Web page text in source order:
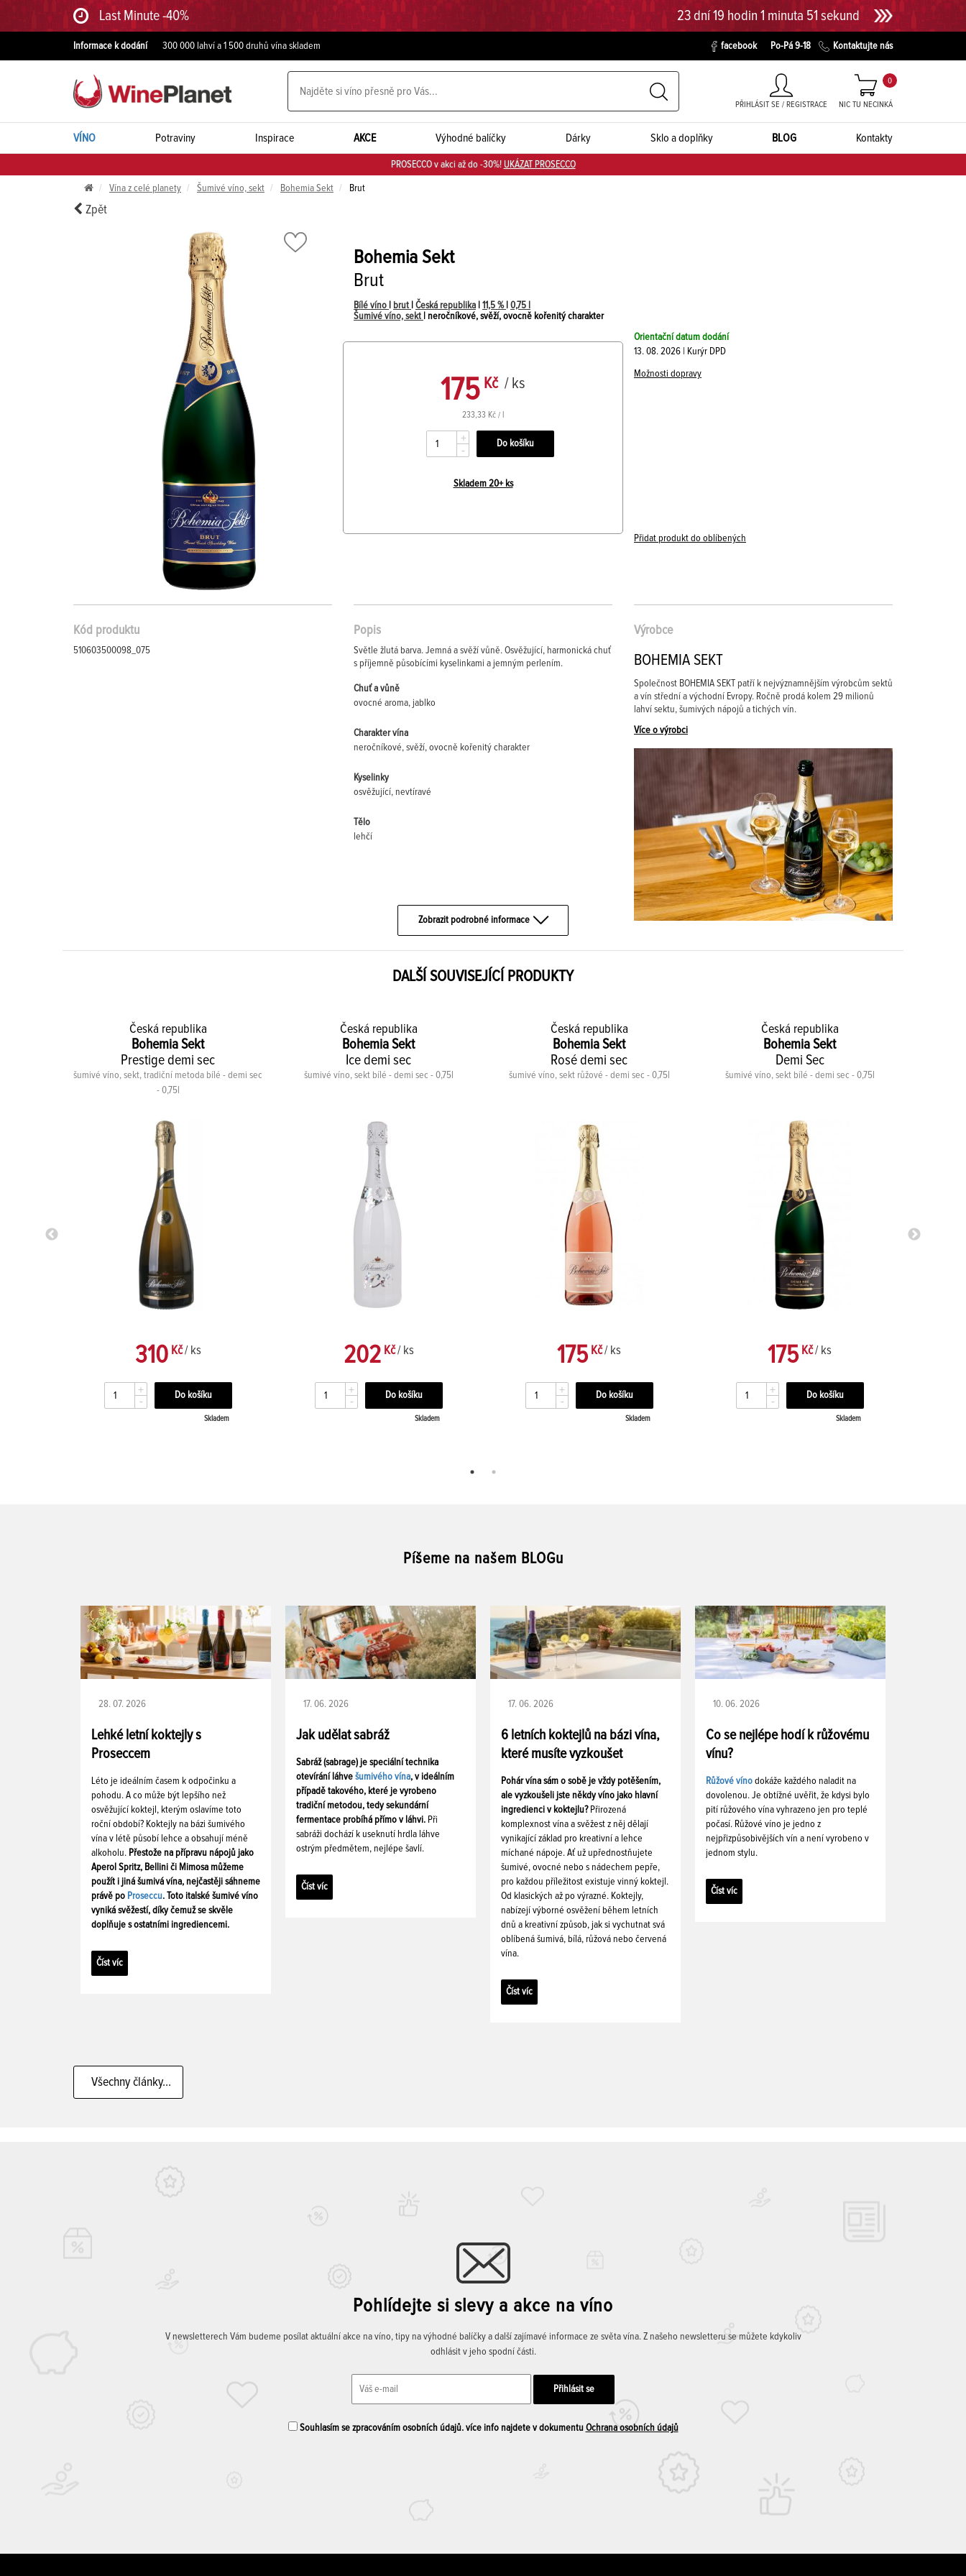
Last Minute -40% 23 dní 19 hodin 1 minuta 50 sekund
Informace k dodání 300 000 lahví a 1 500 druhů vína skladem facebook Po-Pá 9-18 Kontaktujte nás
PŘIHLÁSIT SE / REGISTRACE NIC TU NECINKÁ
0
VÍNO Potraviny Inspirace AKCE Výhodné balíčky Dárky Sklo a doplňky BLOG Kontakty
PROSECCO v akci až do -30%! UKÁZAT PROSECCO
Vína z celé planety Šumivé víno, sekt Bohemia Sekt Brut
Zpět
Bohemia Sekt
Brut
Bílé víno brut Česká republika 11,5 % 0,75 l
Šumivé víno, sekt
| neročníkové, svěží, ovocně kořenitý charakter
175 Kč / ks
233,33 Kč / l
+
-
Skladem 20+ ks
Orientační datum dodání
13. 08. 2026 | Kurýr DPD
Možnosti dopravy
Přidat produkt do oblíbených
Kód produktu
510603500098_075
Popis
Světle žlutá barva. Jemná a svěží vůně. Osvěžující, harmonická chuť
s příjemně působícími kyselinkami a jemným perlením.
Chuť a vůně
ovocné aroma, jablko
Charakter vína
neročníkové, svěží, ovocně kořenitý charakter
Kyselinky
osvěžující, nevtíravé
Tělo
lehčí
Zobrazit podrobné informace
Výrobce
BOHEMIA SEKT
Společnost BOHEMIA SEKT patří k nejvýznamnějším výrobcům sektů
a vín střední a východní Evropy. Ročně prodá kolem 29 milionů
lahví sektu, šumivých nápojů a tichých vín.
Více o výrobci
DALŠÍ SOUVISEJÍCÍ PRODUKTY
Česká republika
Bohemia Sekt
Prestige demi sec
šumivé víno, sekt, tradiční metoda bílé - demi sec
- 0,75l
310Kč/ ks
+
-
Skladem
Česká republika
Bohemia Sekt
Ice demi sec
šumivé víno, sekt bílé - demi sec - 0,75l
202Kč/ ks
+
-
Skladem
Česká republika
Bohemia Sekt
Rosé demi sec
šumivé víno, sekt růžové - demi sec - 0,75l
175 Kč/ ks
+
-
Skladem
Česká republika
Bohemia Sekt
Demi Sec
šumivé víno, sekt bílé - demi sec - 0,75l
175 Kč/ ks
+
-
Skladem
Píšeme na našem BLOGu
28. 07. 2026
Lehké letní koktejly s
Proseccem
Léto je ideálním časem k odpočinku a
pohodu. A co může být lepšího než
osvěžující koktejl, kterým oslavíme toto
roční období? Koktejly na bázi šumivého
vína v létě působí lehce a obsahují méně
alkoholu. Přestože na přípravu nápojů jako
Aperol Spritz, Bellini či Mimosa můžeme
použít i jiná šumivá vína, nejčastěji sáhneme
právě po Proseccu. Toto italské šumivé víno
vyniká svěžestí, díky čemuž se skvěle
doplňuje s ostatními ingrediencemi.
Číst víc
17. 06. 2026
Jak udělat sabráž
Sabráž (sabrage) je speciální technika
otevírání láhve šumivého vína, v ideálním
případě takového, které je vyrobeno
tradiční metodou, tedy sekundární
fermentace probíhá přímo v láhvi. Při
sabráži dochází k useknutí hrdla láhve
ostrým předmětem, nejlépe šavlí.
Číst víc
17. 06. 2026
6 letních koktejlů na bázi vína,
které musíte vyzkoušet
Pohár vína sám o sobě je vždy potěšením,
ale vyzkoušeli jste někdy víno jako hlavní
ingredienci v koktejlu? Přirozená
komplexnost vína a svěžest z něj dělají
vynikající základ pro kreativní a lehce
míchané nápoje. Ať už upřednostňujete
šumivé, ovocné nebo s nádechem pepře,
pro každou příležitost existuje vinný koktejl.
Od klasických až po výrazné. Koktejly,
nabízejí výborné osvěžení během letních
dnů a kreativní způsob, jak si vychutnat svá
oblíbená šumivá, bílá, růžová nebo červená
vína.
Číst víc
10. 06. 2026
Co se nejlépe hodí k růžovému
vínu?
Růžové víno dokáže každého naladit na
dovolenou. Je obtížné uvěřit, že kdysi bylo
pití růžového vína vyhrazeno jen pro teplé
počasí. Růžové víno je jedno z
nejpřizpůsobivějších vín a není vyrobeno v
jednom stylu.
Číst víc
Všechny články...
Pohlídejte si slevy a akce na víno
V newsletterech Vám budeme posílat aktuální akce na víno, tipy na výhodné balíčky a další zajímavé informace ze světa vína. Z našeho newsletteru se můžete kdykoliv
odhlásit v jeho spodní části.
Souhlasím se zpracováním osobních údajů. více info najdete v dokumentu Ochrana osobních údajů